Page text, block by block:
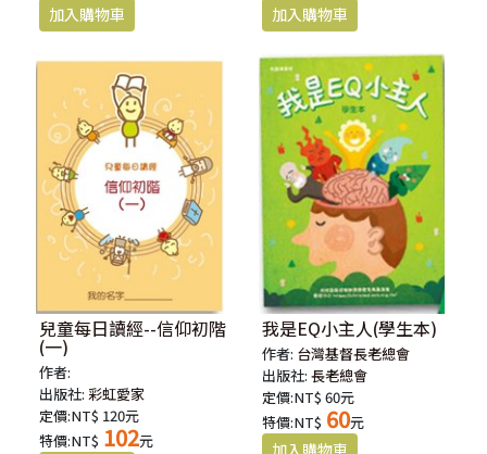
兒童每日讀經--信仰初階
(一)
作者:
出版社:彩虹愛家
定價:NT$ 120元
特價:NT$ 102元
我是EQ小主人(學生本)
作者: 台灣基督長老總會
出版社:長老總會
定價:NT$ 60元
特價:NT$ 60元